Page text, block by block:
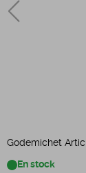
Godemichet
En stock